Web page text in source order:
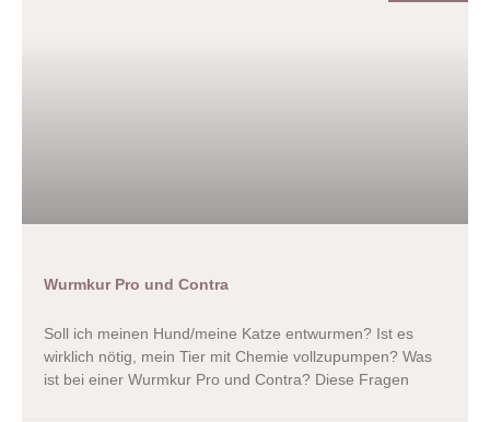
Wurmkur Pro und Contra
Soll ich meinen Hund/meine Katze entwurmen? Ist es
wirklich nötig, mein Tier mit Chemie vollzupumpen? Was
ist bei einer Wurmkur Pro und Contra? Diese Fragen